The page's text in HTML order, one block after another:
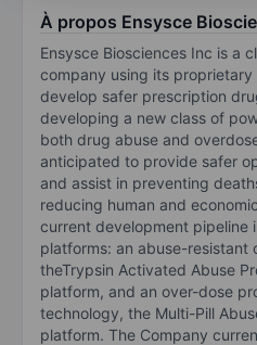
À propos Ensysce
Ensysce Biosciences Inc is a
company using its
develop safer prescription
developing a new class of
both drug abuse and
anticipated to provide safer
and assist in preventing
reducing human and
current development pipeline
platforms: an abuse-
theTrypsin Activated Abuse
platform, and an over-dose
technology, the Multi-Pill
platform. The Company